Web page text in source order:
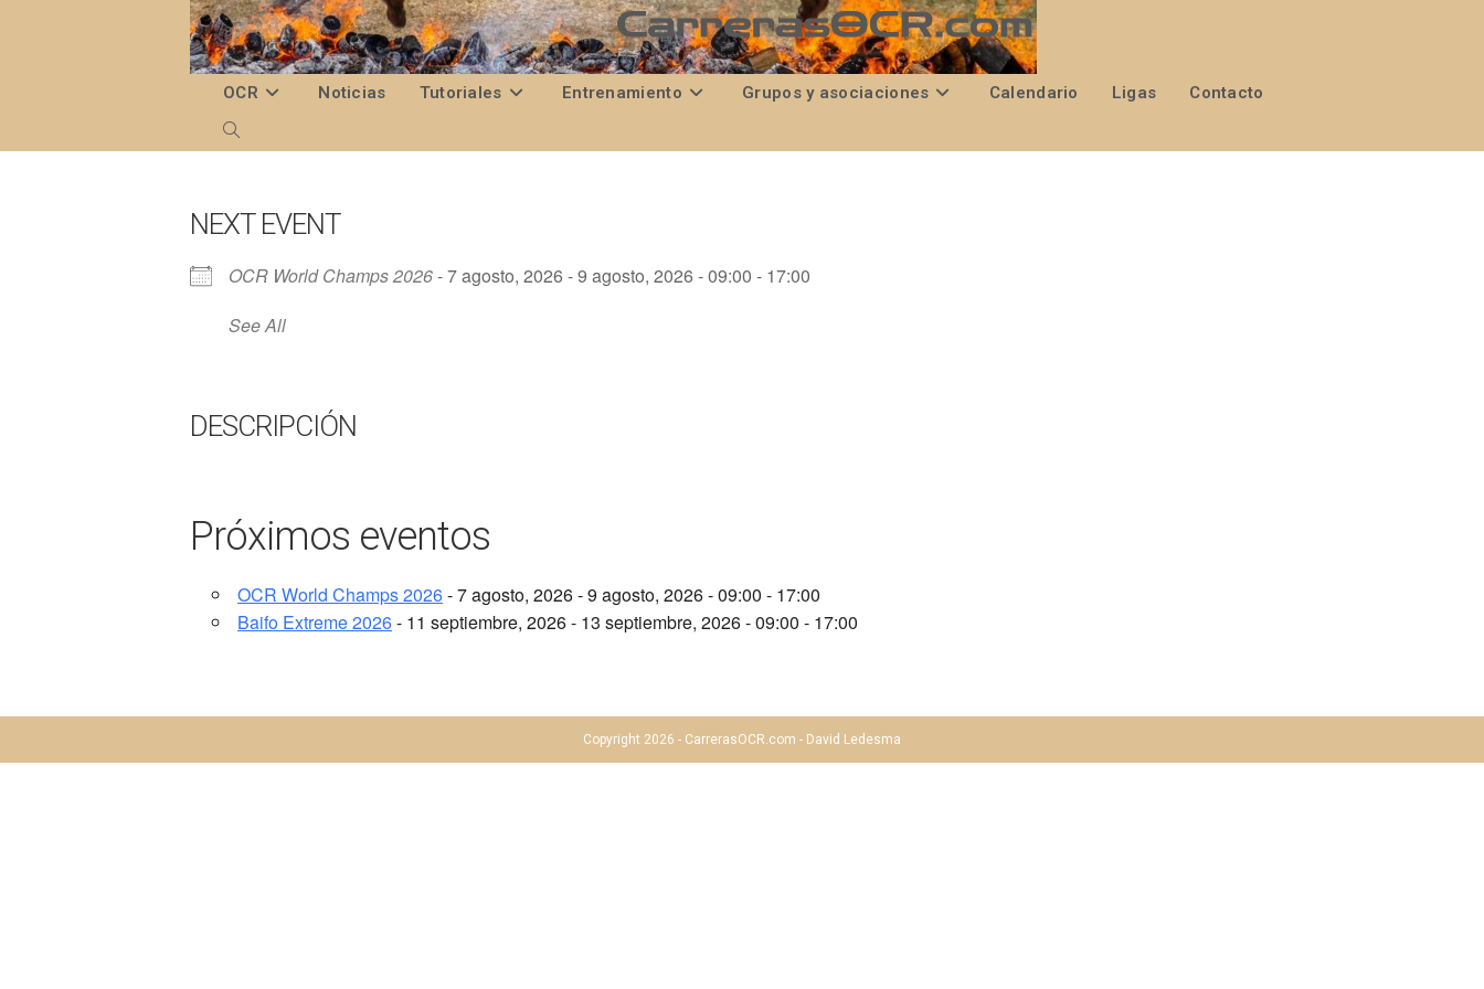
OCR Noticias Tutoriales Entrenamiento Grupos y asociaciones Calendario Ligas Contacto
Alternar
web
NEXT EVENT
OCR World Champs 2026- 7 agosto, 2026 - 9 agosto, 2026 - 09:00 - 17:00
See All
DESCRIPCIÓN
Próximos eventos
OCR World Champs 2026- 7 agosto, 2026 - 9 agosto, 2026 - 09:00 - 17:00
Baifo Extreme 2026- 11 septiembre, 2026 - 13 septiembre, 2026 - 09:00 - 17:00
Copyright 2026 - CarrerasOCR.com - David Ledesma